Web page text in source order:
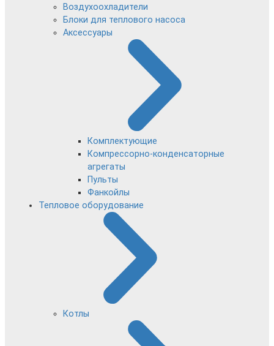
Воздухоохладители
Блоки для теплового насоса
Аксессуары
Комплектующие
Компрессорно-конденсаторные
агрегаты
Пульты
Фанкойлы
Тепловое оборудование
Котлы